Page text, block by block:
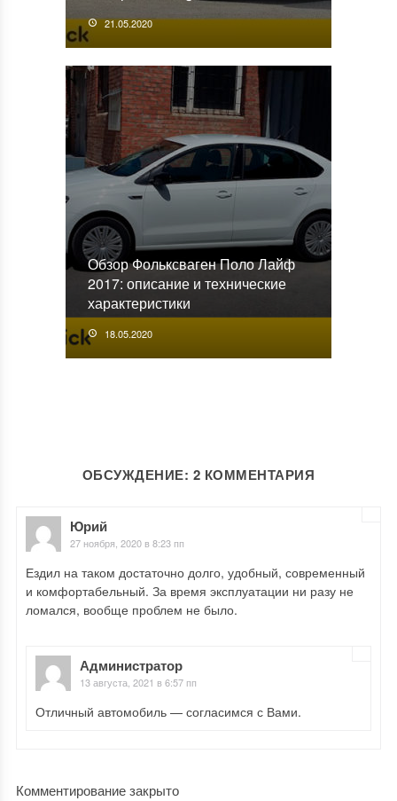
21.05.2020
Обзор Фольксваген Поло Лайф
2017: описание и технические
характеристики
18.05.2020
ОБСУЖДЕНИЕ: 2 КОММЕНТАРИЯ
Юрий
27 ноября, 2020 в 8:23 пп
Ездил на таком достаточно долго, удобный, современный
и комфортабельный. За время эксплуатации ни разу не
ломался, вообще проблем не было.
Администратор
13 августа, 2021 в 6:57 пп
Отличный автомобиль — согласимся с Вами.
Комментирование закрыто